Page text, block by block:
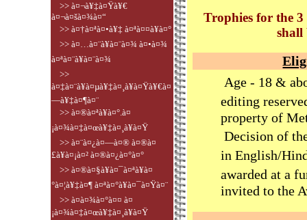
>> à¤¬à¥‡à¤Ÿà¥€
à¤¬à¤šà¤¾à¤“
>> à¤†à¤ªà¤•à¥‡ à¤ªà¤¤à¥à¤°
>> à¤…à¤¨à¥à¤¨à¤¾ à¤•à¤¾
à¤ªà¤¨à¥à¤¨à¤¾
>>
à¤‡à¤¨à¥à¤µà¥‡à¤¸à¥à¤Ÿà¥€à¤
—à¥‡à¤¶à¤¨
>> à¤®à¤ªà¥à¤°.à¤
¡à¤¾à¤‡à¤œà¥‡à¤¸à¥à¤Ÿ
>> à¤¨à¤¿à¤—à¤® à¤®à¤
£à¥à¤¡à¤² à¤®à¤¿à¤°à¤°
>> à¤®à¤§à¥à¤¯à¤ªà¥à¤
°à¤¦à¥‡à¤¶ à¤ªà¤°à¥à¤¯à¤Ÿà¤¨
>> à¤­à¤¾à¤°à¤¤ à¤
¡à¤¾à¤‡à¤œà¥‡à¤¸à¥à¤Ÿ
Trophies for the
shall
Age - 18 &
editing
property of
Decision of
in English/
awarded at a
invited to the